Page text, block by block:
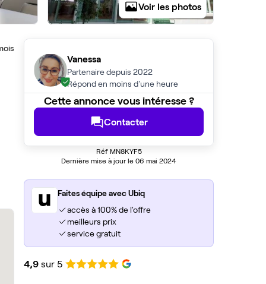
Voir les photos
Vanessa
Partenaire depuis 2022
Répond en moins d'une heure
Cette annonce vous intéresse ?
Contacter
Réf MN8KYF5
Dernière mise à jour le 06 mai 2024
Faites équipe avec Ubiq
accès à 100% de l'offre
meilleurs prix
service gratuit
4,9 sur 5